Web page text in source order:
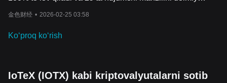
evolyutsiyasida muhim o'rin egallaydi.
Moliyaviy sohada IoTeX yangi mashina iqtisodiyotini rivojlantirish
osonlashtiradi va shu bilan moliyaviy operatsiyalar va
ravishda qora ro‘yxatga kiritadi
金色财经 • 2026-02-25 03:58
Koʻproq koʻrish
IoTeX (IOTX) kabi kriptovalyutalarni sotib